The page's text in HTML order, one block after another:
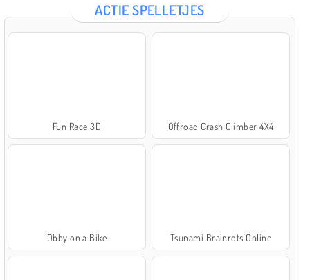
ACTIE SPELLETJES
Fun Race 3D Offroad Crash Climber 4X4
Obby on a Bike Tsunami Brainrots Online